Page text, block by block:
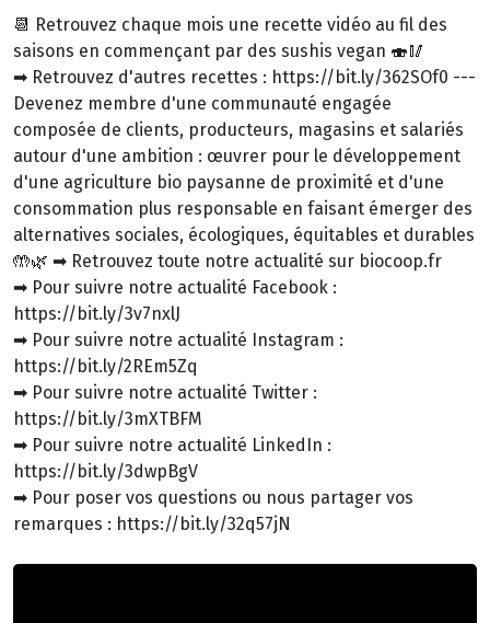
📆 Retrouvez chaque mois une recette vidéo au fil des
saisons en commençant par des sushis vegan 🍣🥢
➡ Retrouvez d'autres recettes : https://bit.ly/362SOf0 ---
Devenez membre d'une communauté engagée
composée de clients, producteurs, magasins et salariés
autour d'une ambition : œuvrer pour le développement
d'une agriculture bio paysanne de proximité et d'une
consommation plus responsable en faisant émerger des
alternatives sociales, écologiques, équitables et durables
🤲🌿 ➡ Retrouvez toute notre actualité sur biocoop.fr
➡ Pour suivre notre actualité Facebook :
https://bit.ly/3v7nxlJ
➡ Pour suivre notre actualité Instagram :
https://bit.ly/2REm5Zq
➡ Pour suivre notre actualité Twitter :
https://bit.ly/3mXTBFM
➡ Pour suivre notre actualité LinkedIn :
https://bit.ly/3dwpBgV
➡ Pour poser vos questions ou nous partager vos
remarques : https://bit.ly/32q57jN